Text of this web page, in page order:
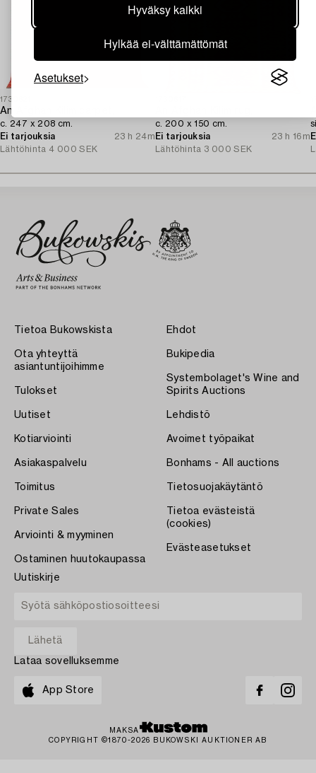
Hyväksy kaikki
Hylkää ei-välttämättömät
Asetukset
1730621
An Afghan Kilim carpet,
c. 247 x 208 cm.
Ei tarjouksia
23 h 24m
Lähtöhinta 4 000 SEK
c. 200 x 150 cm.
Ei tarjouksia
23 h 16m
Lähtöhinta 3 000 SEK
Tietoa Bukowskista
Ota yhteyttä
asiantuntijoihimme
Tulokset
Uutiset
Kotiarviointi
Asiakaspalvelu
Toimitus
Private Sales
Arviointi & myyminen
Ostaminen huutokaupassa
Ehdot
Bukipedia
Systembolaget's Wine and
Spirits Auctions
Lehdistö
Avoimet työpaikat
Bonhams - All auctions
Tietosuojakäytäntö
Tietoa evästeistä
(cookies)
Evästeasetukset
Uutiskirje
Lataa sovelluksemme
App Store
MAKSA
COPYRIGHT ©1870-2026 BUKOWSKI AUKTIONER AB